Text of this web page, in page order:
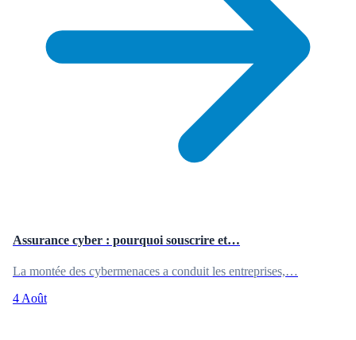
Assurance cyber : pourquoi souscrire et…
La montée des cybermenaces a conduit les entreprises,…
4 Août